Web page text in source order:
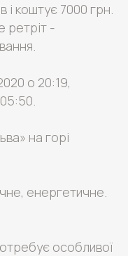
і коштує 7000 грн.
ретріт -
о 20:19,
на горі
енергетичне.
особливої